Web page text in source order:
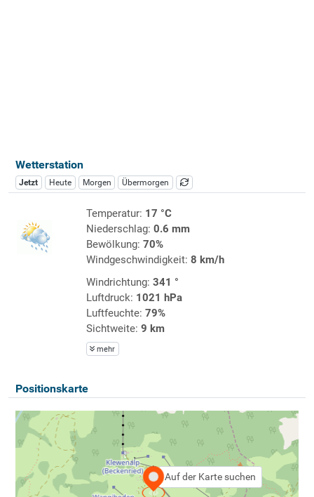
Wetterstation
Jetzt Heute Morgen Übermorgen
Temperatur: 17 °C
Niederschlag: 0.6 mm
Bewölkung: 70%
Windgeschwindigkeit: 8 km/h
Windrichtung: 341 °
Luftdruck: 1021 hPa
Luftfeuchte: 79%
Sichtweite: 9 km
mehr
Positionskarte
Auf der Karte suchen